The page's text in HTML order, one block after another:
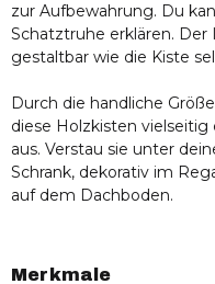
zur Aufbewahrung. Du
Schatztruhe erklären. Der
gestaltbar wie die Kiste
Durch die handliche
diese Holzkisten
aus. Verstau sie unter
Schrank, dekorativ im
auf dem Dachboden.
Merkmale